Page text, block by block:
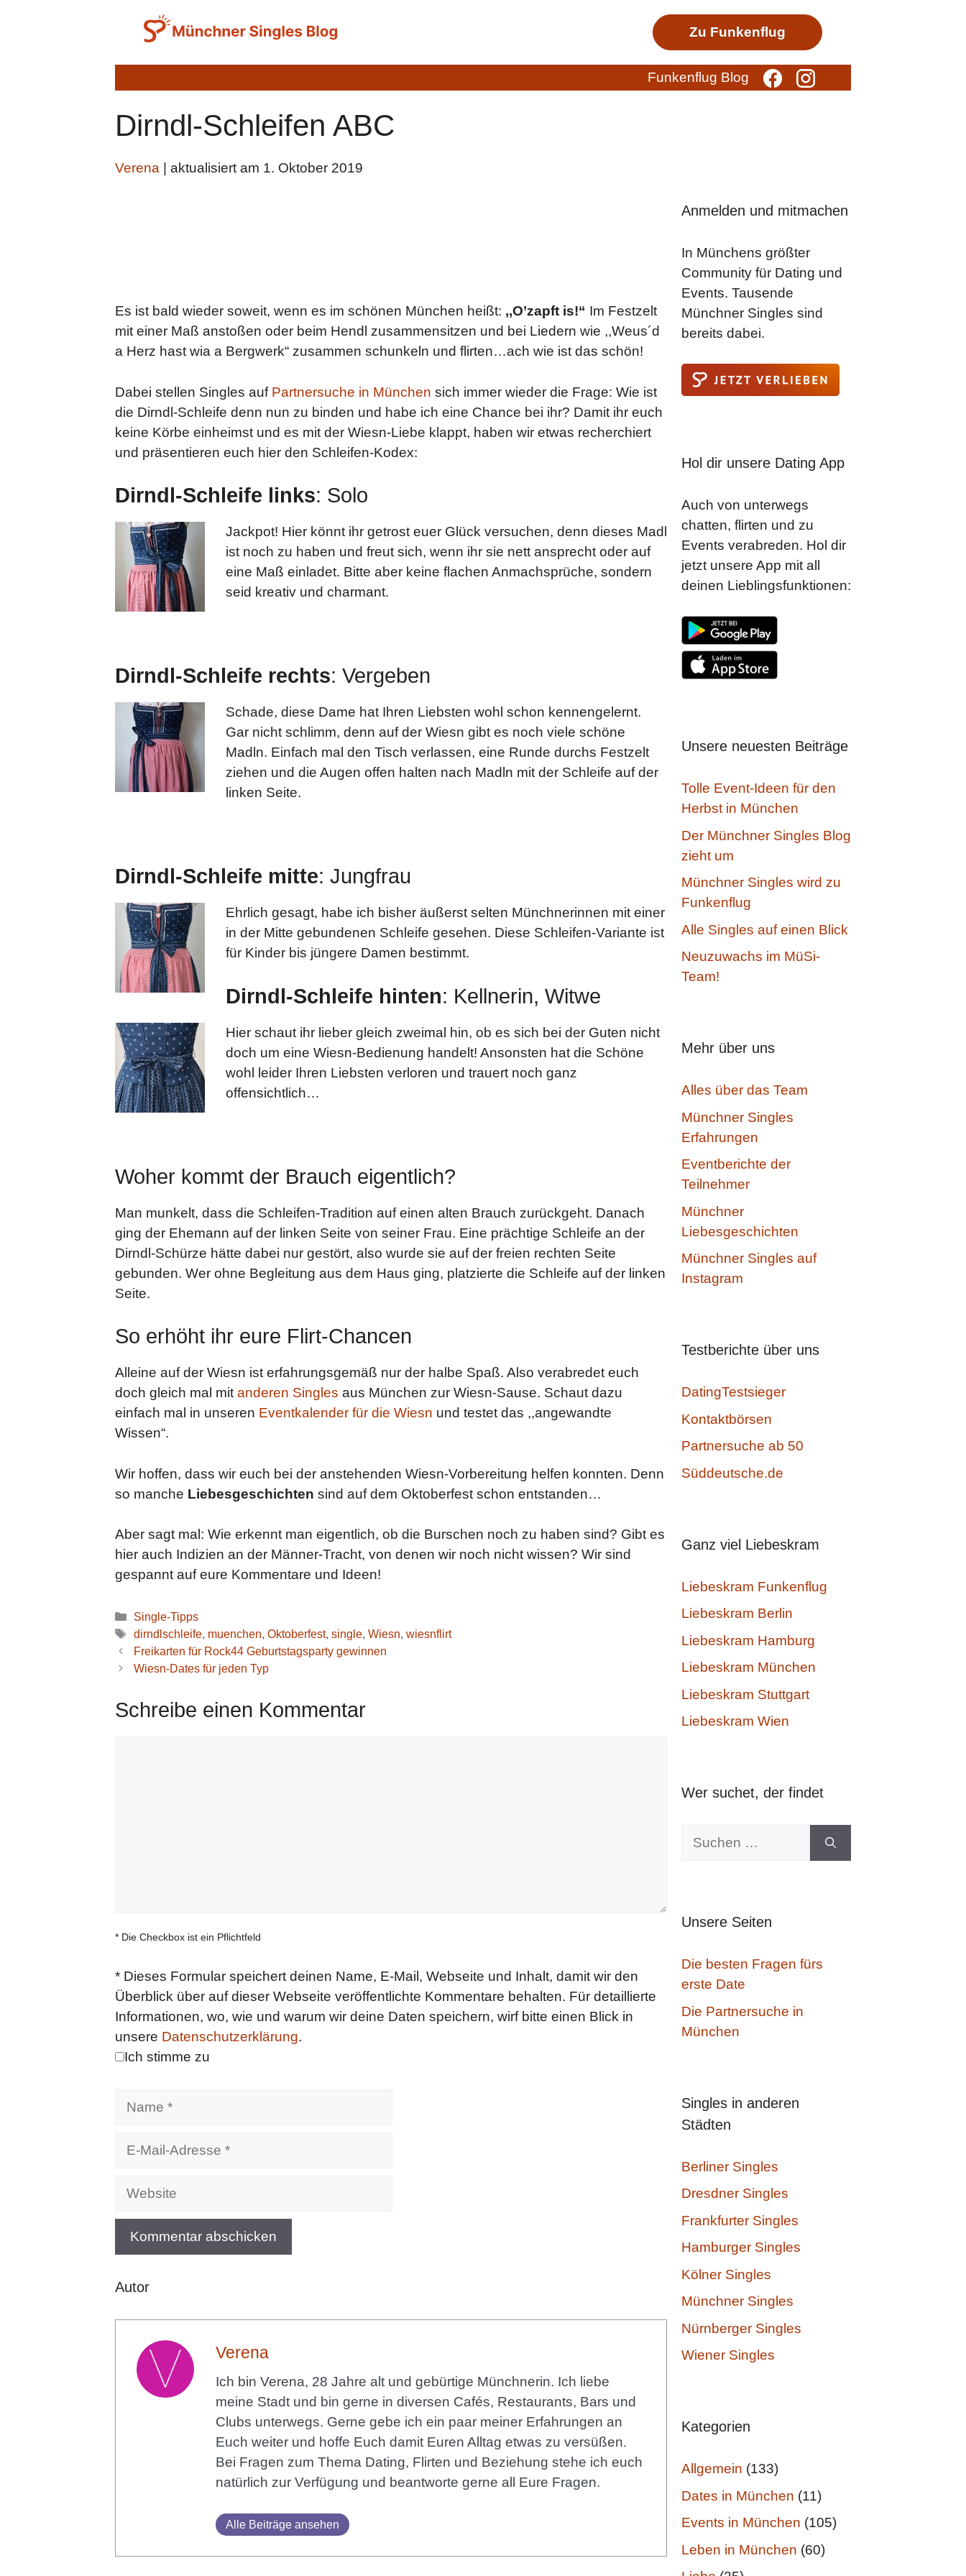
Zu Funkenflug
Funkenflug Blog
Dirndl-Schleifen ABC
Verena | aktualisiert am 1. Oktober 2019
Es ist bald wieder soweit, wenn es im schönen München heißt: ,,O’zapft is!“ Im Festzelt
mit einer Maß anstoßen oder beim Hendl zusammensitzen und bei Liedern wie ,,Weus´d
a Herz hast wia a Bergwerk“ zusammen schunkeln und flirten…ach wie ist das schön!
Dabei stellen Singles auf Partnersuche in München sich immer wieder die Frage: Wie ist
die Dirndl-Schleife denn nun zu binden und habe ich eine Chance bei ihr? Damit ihr euch
keine Körbe einheimst und es mit der Wiesn-Liebe klappt, haben wir etwas recherchiert
und präsentieren euch hier den Schleifen-Kodex:
Dirndl-Schleife links: Solo
Jackpot! Hier könnt ihr getrost euer Glück versuchen, denn dieses Madl
ist noch zu haben und freut sich, wenn ihr sie nett ansprecht oder auf
eine Maß einladet. Bitte aber keine flachen Anmachsprüche, sondern
seid kreativ und charmant.
Dirndl-Schleife rechts: Vergeben
Schade, diese Dame hat Ihren Liebsten wohl schon kennengelernt.
Gar nicht schlimm, denn auf der Wiesn gibt es noch viele schöne
Madln. Einfach mal den Tisch verlassen, eine Runde durchs Festzelt
ziehen und die Augen offen halten nach Madln mit der Schleife auf der
linken Seite.
Dirndl-Schleife mitte: Jungfrau
Ehrlich gesagt, habe ich bisher äußerst selten Münchnerinnen mit einer
in der Mitte gebundenen Schleife gesehen. Diese Schleifen-Variante ist
für Kinder bis jüngere Damen bestimmt.
Dirndl-Schleife hinten: Kellnerin, Witwe
Hier schaut ihr lieber gleich zweimal hin, ob es sich bei der Guten nicht
doch um eine Wiesn-Bedienung handelt! Ansonsten hat die Schöne
wohl leider Ihren Liebsten verloren und trauert noch ganz
offensichtlich…
Woher kommt der Brauch eigentlich?
Man munkelt, dass die Schleifen-Tradition auf einen alten Brauch zurückgeht. Danach
ging der Ehemann auf der linken Seite von seiner Frau. Eine prächtige Schleife an der
Dirndl-Schürze hätte dabei nur gestört, also wurde sie auf der freien rechten Seite
gebunden. Wer ohne Begleitung aus dem Haus ging, platzierte die Schleife auf der linken
Seite.
So erhöht ihr eure Flirt-Chancen
Alleine auf der Wiesn ist erfahrungsgemäß nur der halbe Spaß. Also verabredet euch
doch gleich mal mit anderen Singles aus München zur Wiesn-Sause. Schaut dazu
einfach mal in unseren Eventkalender für die Wiesn und testet das ,,angewandte
Wissen“.
Wir hoffen, dass wir euch bei der anstehenden Wiesn-Vorbereitung helfen konnten. Denn
so manche Liebesgeschichten sind auf dem Oktoberfest schon entstanden…
Aber sagt mal: Wie erkennt man eigentlich, ob die Burschen noch zu haben sind? Gibt es
hier auch Indizien an der Männer-Tracht, von denen wir noch nicht wissen? Wir sind
gespannt auf eure Kommentare und Ideen!
Kategorien
Single-Tipps
Schlagwörter
dirndlschleife, muenchen, Oktoberfest, single, Wiesn, wiesnflirt
Freikarten für Rock44 Geburtstagsparty gewinnen
Wiesn-Dates für jeden Typ
Schreibe einen Kommentar
* Die Checkbox ist ein Pflichtfeld
* Dieses Formular speichert deinen Name, E-Mail, Webseite und Inhalt, damit wir den
Überblick über auf dieser Webseite veröffentlichte Kommentare behalten. Für detaillierte
Informationen, wo, wie und warum wir deine Daten speichern, wirf bitte einen Blick in
unsere Datenschutzerklärung.
Ich stimme zu
Website
Autor
Verena
Ich bin Verena, 28 Jahre alt und gebürtige Münchnerin. Ich liebe
meine Stadt und bin gerne in diversen Cafés, Restaurants, Bars und
Clubs unterwegs. Gerne gebe ich ein paar meiner Erfahrungen an
Euch weiter und hoffe Euch damit Euren Alltag etwas zu versüßen.
Bei Fragen zum Thema Dating, Flirten und Beziehung stehe ich euch
natürlich zur Verfügung und beantworte gerne all Eure Fragen.
Alle Beiträge ansehen
Anmelden und mitmachen
In Münchens größter
Community für Dating und
Events. Tausende
Münchner Singles sind
bereits dabei.
Hol dir unsere Dating App
Auch von unterwegs
chatten, flirten und zu
Events verabreden. Hol dir
jetzt unsere App mit all
deinen Lieblingsfunktionen:
Unsere neuesten Beiträge
Tolle Event-Ideen für den
Herbst in München
Der Münchner Singles Blog
zieht um
Münchner Singles wird zu
Funkenflug
Alle Singles auf einen Blick
Neuzuwachs im MüSi-
Team!
Mehr über uns
Alles über das Team
Münchner Singles
Erfahrungen
Eventberichte der
Teilnehmer
Münchner
Liebesgeschichten
Münchner Singles auf
Instagram
Testberichte über uns
DatingTestsieger
Kontaktbörsen
Partnersuche ab 50
Süddeutsche.de
Ganz viel Liebeskram
Liebeskram Funkenflug
Liebeskram Berlin
Liebeskram Hamburg
Liebeskram München
Liebeskram Stuttgart
Liebeskram Wien
Wer suchet, der findet
Suchen
Unsere Seiten
Die besten Fragen fürs
erste Date
Die Partnersuche in
München
Singles in anderen
Städten
Berliner Singles
Dresdner Singles
Frankfurter Singles
Hamburger Singles
Kölner Singles
Münchner Singles
Nürnberger Singles
Wiener Singles
Kategorien
Allgemein (133)
Dates in München (11)
Events in München (105)
Leben in München (60)